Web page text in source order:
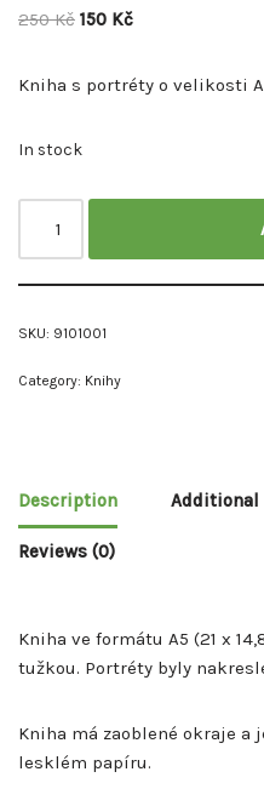
250Kč 150 Kč
Kniha s portréty o velikosti
In stock
SKU: 9101001
Category: Knihy
Description
Reviews (0)
Kniha ve formátu A5 (21 x
tužkou. Portréty byly
Kniha má zaoblené okraje
lesklém papíru.